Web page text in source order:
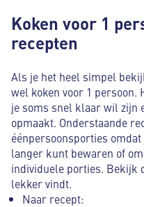
Koken voor 1
recepten
Als je het heel simpel
wel koken voor 1 persoon.
je soms snel klaar wil zijn
opmaakt. Onderstaande
éénpersoonsporties
langer kunt bewaren of
individuele porties. Bekijk
lekker vindt.
Naar recept: